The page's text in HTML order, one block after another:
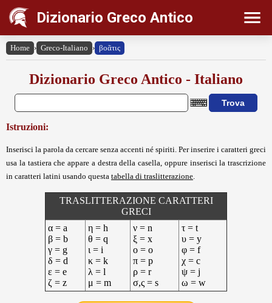
Dizionario Greco Antico
Home › Greco-Italiano › βοᾶτις
Dizionario Greco Antico - Italiano
Istruzioni:
Inserisci la parola da cercare senza accenti né spiriti. Per inserire i caratteri greci
usa la tastiera che appare a destra della casella, oppure inserisci la trascrizione
in caratteri latini usando questa tabella di traslitterazione
TRASLITTERAZIONE CARATTERI
GRECI
α = a
β = b
γ = g
δ = d
ε = e
ζ = z
η = h
θ = q
ι = i
κ = k
λ = l
μ = m
ν = n
ξ = x
ο = o
π = p
ρ = r
σ,ς = s
τ = t
υ = y
φ = f
χ = c
ψ = j
ω = w